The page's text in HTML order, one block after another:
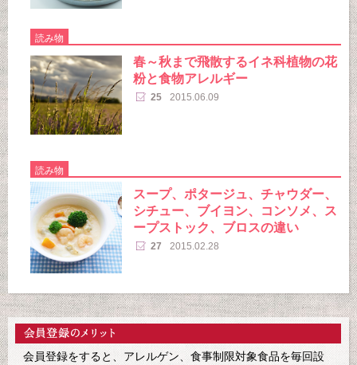
読み物
春～秋まで飛散するイネ科植物の花
粉と食物アレルギー
25 2015.06.09
読み物
スープ、ポタージュ、チャウダー、
シチュー、ブイヨン、コンソメ、ス
ープストック、ブロスの違い
27 2015.02.28
会員登録をすると、アレルゲン、食事制限対象食品を毎回設